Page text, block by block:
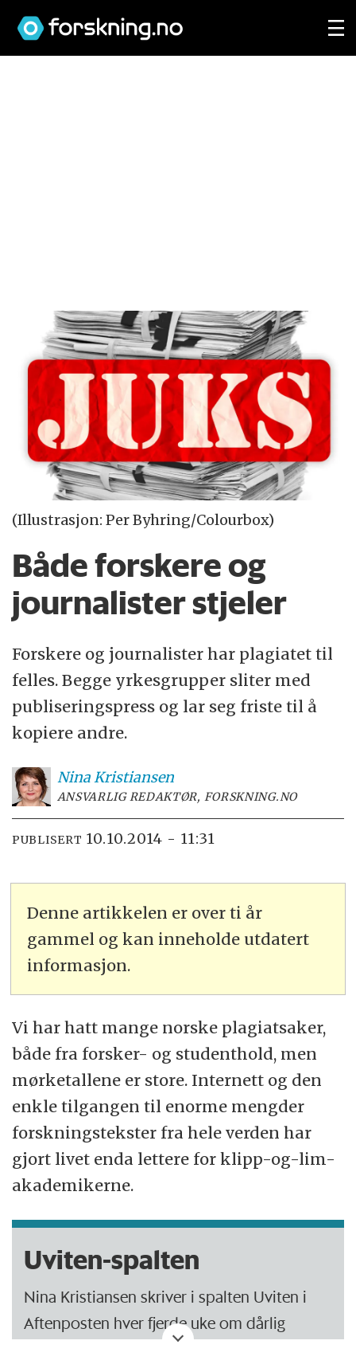
(Illustrasjon: Per Byhring/Colourbox)
Både forskere og
journalister stjeler
Forskere og journalister har plagiatet til
felles. Begge yrkesgrupper sliter med
publiseringspress og lar seg friste til å
kopiere andre.
NinaKristiansen
ANSVARLIG REDAKTØR, FORSKNING.NO
PUBLISERT 10.10.2014 - 11:31
Denne artikkelen er over ti år
gammel og kan inneholde utdatert
informasjon.
Vi har hatt mange norske plagiatsaker,
både fra forsker- og studenthold, men
mørketallene er store. Internett og den
enkle tilgangen til enorme mengder
forskningstekster fra hele verden har
gjort livet enda lettere for klipp-og-lim-
akademikerne.
Uviten-spalten
Nina Kristiansen skriver i spalten Uviten i
Aftenposten hver fjerde uke om dårlig